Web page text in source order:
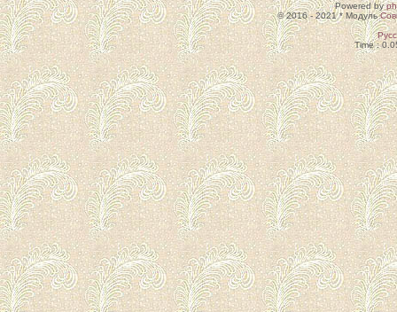
Powered by
© 2016 - 2021 * Модуль
Time :